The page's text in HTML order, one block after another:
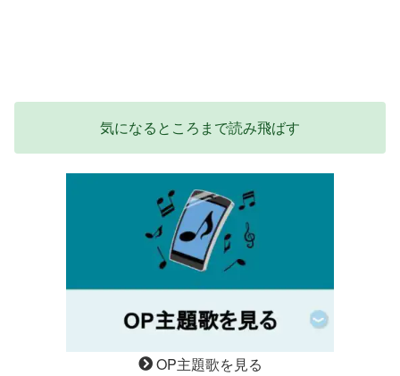
気になるところまで読み飛ばす
OP主題歌を見る